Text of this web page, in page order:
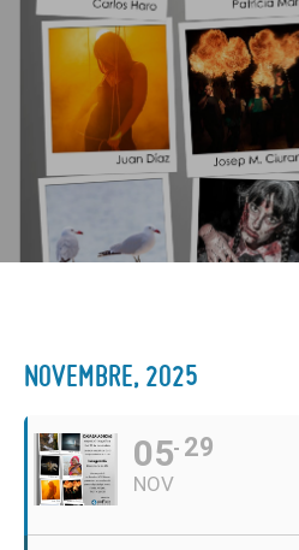
NOVEMBRE, 2025
05
NOV
29